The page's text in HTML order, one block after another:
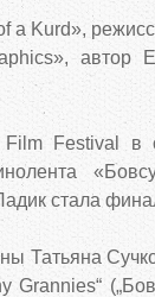
a Kurd»,
автор
Festival в
стала
Татьяна
Grannies“